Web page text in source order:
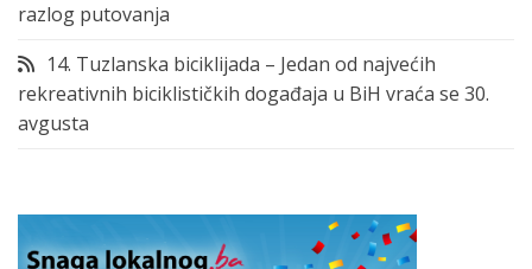
razlog putovanja
14. Tuzlanska biciklijada – Jedan od najvećih
rekreativnih biciklističkih događaja u BiH vraća se 30.
avgusta